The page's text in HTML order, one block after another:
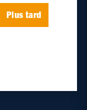
Plus tard